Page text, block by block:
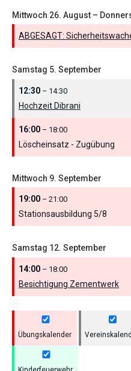
Mittwoch 26. August –
ABGESAGT:
Samstag 5. September
12:30 – 14:30
Hochzeit Dibrani
16:00 – 18:00
Löscheinsatz - Zugübung
Mittwoch 9. September
19:00 – 21:00
Stationsausbildung 5/8
Samstag 12. September
14:00 – 18:00
Besichtigung Zementwerk
Übungskalender